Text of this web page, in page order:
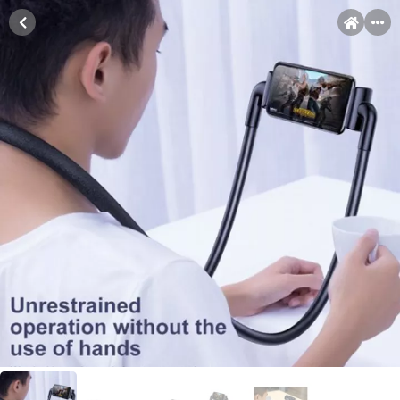
MENI
Račun
Pomoć pri kupovini
Kupovina na rate
Kupovina na rate
Sve je lakše kad se podijeli!
Kupovinu na rate možete obaviti ukoliko posjedujete jednu od